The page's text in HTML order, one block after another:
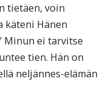
tietäen, voin
käteni Hänen
Minun ei tarvitse
tien. Hän on
neljännes-elämän